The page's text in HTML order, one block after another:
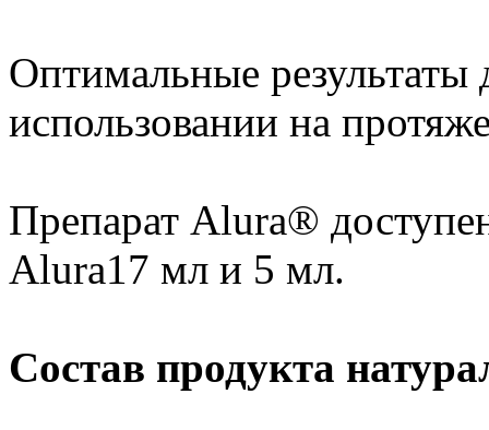
Оптимальные результаты
использовании на
Препарат Alura®
Alura17 мл и 5 мл.
Состав продукта